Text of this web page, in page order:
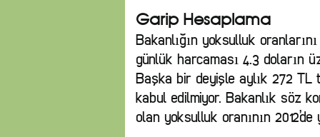
Garip Hesaplama
Bakanlığın yoksulluk
günlük harcaması 4.3 doların
Başka bir deyişle aylık 272
kabul edilmiyor. Bakanlık söz
olan yoksulluk oranının